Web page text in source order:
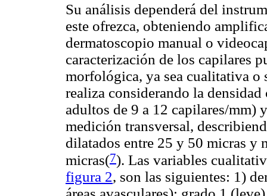
Su análisis dependerá del
este ofrezca, obteniendo
dermatoscopio manual o
caracterización de los capilares
morfológica, ya sea cualitativa
realiza considerando la
adultos de 9 a 12 capilares/mm)
medición transversal,
dilatados entre 25 y 50 micras y
micras(7). Las variables
figura 2, son las siguientes: 1)